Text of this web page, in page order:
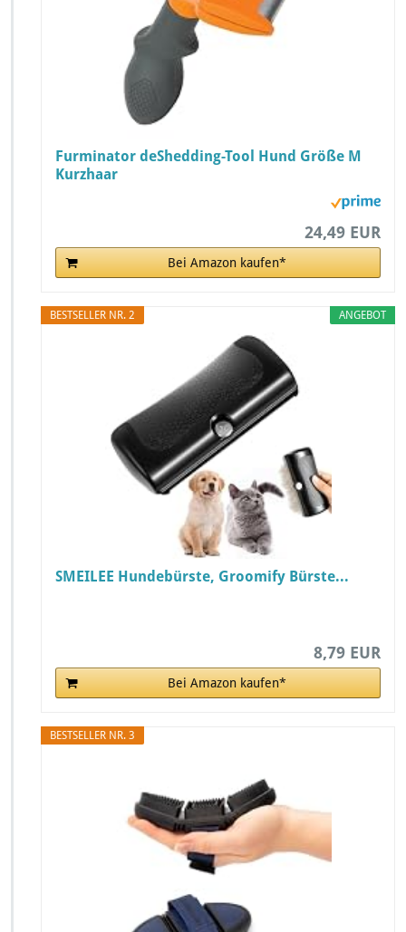
Furminator deShedding-Tool Hund Größe M
Kurzhaar
24,49 EUR
Bei Amazon kaufen*
ANGEBOT
BESTSELLER NR. 2
SMEILEE Hundebürste, Groomify Bürste...
8,79 EUR
Bei Amazon kaufen*
BESTSELLER NR. 3